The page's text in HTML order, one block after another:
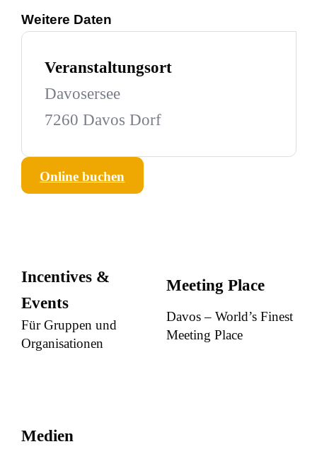
Weitere Daten
Veranstaltungsort
Davosersee
7260 Davos Dorf
Online buchen
Incentives &
Events
Für Gruppen und
Organisationen
Meeting Place
Davos – World’s Finest
Meeting Place
Medien